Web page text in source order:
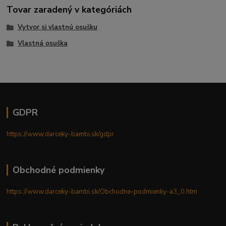
Tovar zaradený v kategóriách
Vytvor si vlastnú osušku
Vlastná osuška
GDPR
https://www.darceky-bambi.sk/gdpr
Obchodné podmienky
https://www.darceky-bambi.sk/Obchodne-podmienky-a3_0.htm